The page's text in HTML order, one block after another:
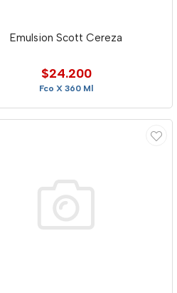
Emulsion Scott Cereza
$24.200
Fco X 360 Ml